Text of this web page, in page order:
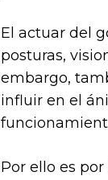
El actuar del
posturas,
embargo,
influir en el
Por ello es